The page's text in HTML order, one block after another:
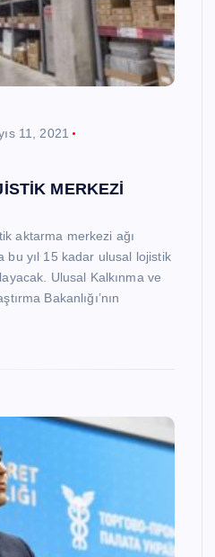
11, 2021
MERKEZİ
aktarma merkezi ağı
bu yıl 15 kadar ulusal lojistik
Ulusal Kalkınma ve
Bakanlığı’nın